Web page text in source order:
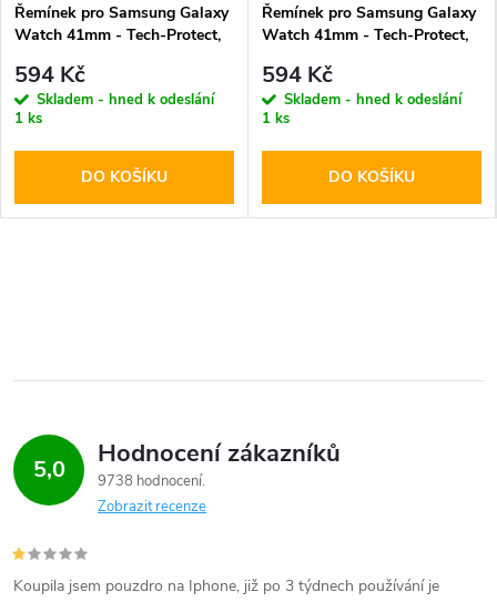
Řemínek pro Samsung Galaxy
Watch 41mm - Tech-Protect,
594 Kč
Skladem - hned k odeslání
1 ks
DO KOŠÍKU
Řemínek pro Samsung Galaxy
Watch 41mm - Tech-Protect,
594 Kč
Skladem - hned k odeslání
1 ks
DO KOŠÍKU
5,0 Hodnocení zákazníků
9738 hodnocení
Zobrazit recenze
Koupila jsem pouzdro na Iphone, již po 3 týdnech používání je